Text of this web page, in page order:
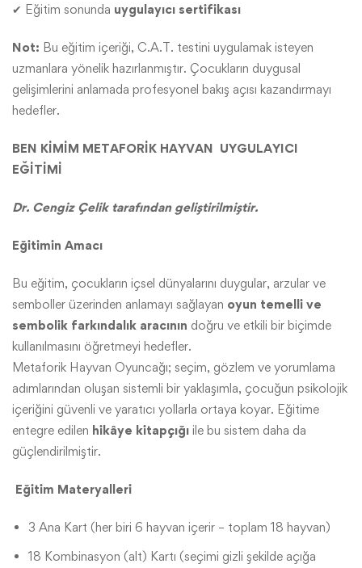
✔ Eğitim sonunda uygulayıcı sertifikası
Not: Bu eğitim içeriği, C.A.T. testini uygulamak isteyen
uzmanlara yönelik hazırlanmıştır. Çocukların duygusal
gelişimlerini anlamada profesyonel bakış açısı kazandırmayı
hedefler.
BEN KİMİM METAFORİK HAYVAN UYGULAYICI
EĞİTİMİ
Dr. Cengiz Çelik tarafından geliştirilmiştir.
Eğitimin Amacı
Bu eğitim, çocukların içsel dünyalarını duygular, arzular ve
semboller üzerinden anlamayı sağlayan oyun temelli ve
sembolik farkındalık aracının doğru ve etkili bir biçimde
kullanılmasını öğretmeyi hedefler.
Metaforik Hayvan Oyuncağı; seçim, gözlem ve yorumlama
adımlarından oluşan sistemli bir yaklaşımla, çocuğun psikolojik
içeriğini güvenli ve yaratıcı yollarla ortaya koyar. Eğitime
entegre edilen hikâye kitapçığı ile bu sistem daha da
güçlendirilmiştir.
Eğitim Materyalleri
3 Ana Kart (her biri 6 hayvan içerir – toplam 18 hayvan)
18 Kombinasyon (alt) Kartı (seçimi gizli şekilde açığa